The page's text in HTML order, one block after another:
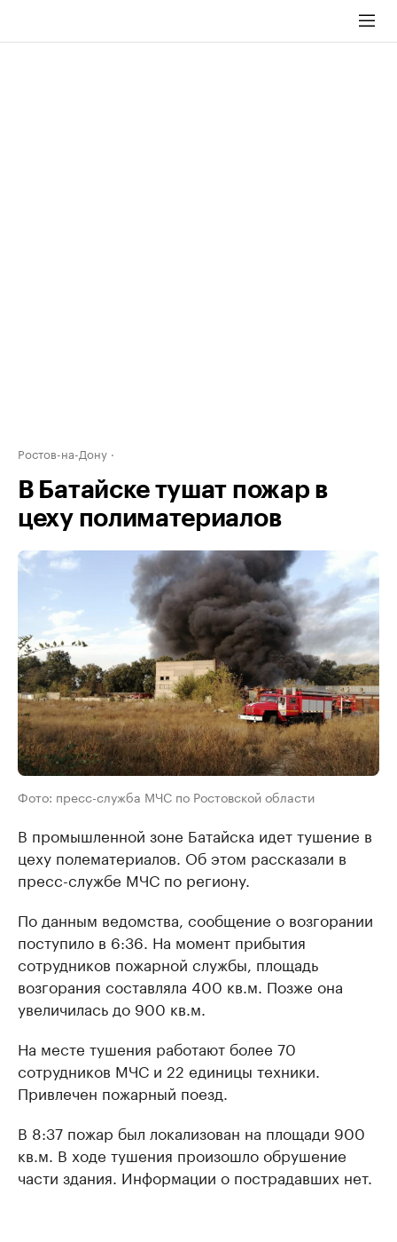
Ростов-на-Дону
В Батайске тушат пожар в
цеху полиматериалов
Фото: пресс-служба МЧС по Ростовской области
В промышленной зоне Батайска идет тушение в
цеху полематериалов. Об этом рассказали в
пресс-службе МЧС по региону.
По данным ведомства, сообщение о возгорании
поступило в 6:36. На момент прибытия
сотрудников пожарной службы, площадь
возгорания составляла 400 кв.м. Позже она
увеличилась до 900 кв.м.
На месте тушения работают более 70
сотрудников МЧС и 22 единицы техники.
Привлечен пожарный поезд.
В 8:37 пожар был локализован на площади 900
кв.м. В ходе тушения произошло обрушение
части здания. Информации о пострадавших нет.